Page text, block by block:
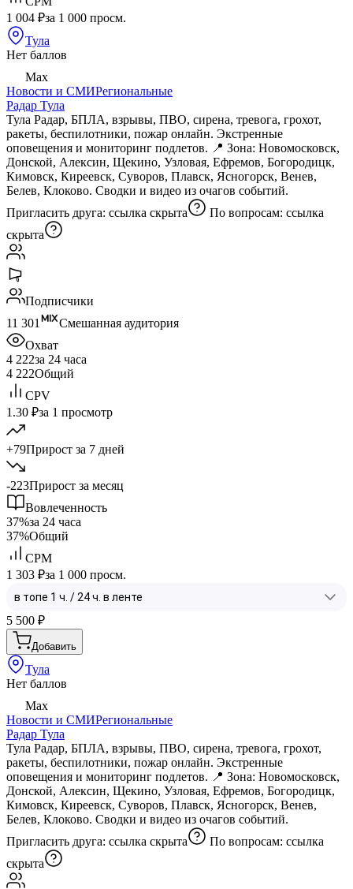
1 004 ₽за 1 000 просм.
Тула
Нет баллов
Max
Новости и СМИРегиональные
Радар Тула
Тула Радар, БПЛА, взрывы, ПВО, сирена, тревога, грохот,
ракеты, беспилотники, пожар онлайн. Экстренные
оповещения и мониторинг подлетов. 📍 Зона: Новомосковск,
Донской, Алексин, Щекино, Узловая, Ефремов, Богородицк,
Кимовск, Киреевск, Суворов, Плавск, Ясногорск, Венев,
Белев, Клоково. Сводки и видео из очагов событий.
Пригласить друга: ссылка скрыта По вопросам: ссылка
скрыта
Подписчики
11 301
Смешанная аудитория
Охват
4 222за 24 часа
4 222Общий
CPV
1.30 ₽за 1 просмотр
+79Прирост за 7 дней
-223Прирост за месяц
Вовлеченность
37%за 24 часа
37%Общий
CPM
1 303 ₽за 1 000 просм.
5 500 ₽
Добавить
Тула
Нет баллов
Max
Новости и СМИРегиональные
Радар Тула
Тула Радар, БПЛА, взрывы, ПВО, сирена, тревога, грохот,
ракеты, беспилотники, пожар онлайн. Экстренные
оповещения и мониторинг подлетов. 📍 Зона: Новомосковск,
Донской, Алексин, Щекино, Узловая, Ефремов, Богородицк,
Кимовск, Киреевск, Суворов, Плавск, Ясногорск, Венев,
Белев, Клоково. Сводки и видео из очагов событий.
Пригласить друга: ссылка скрыта По вопросам: ссылка
скрыта